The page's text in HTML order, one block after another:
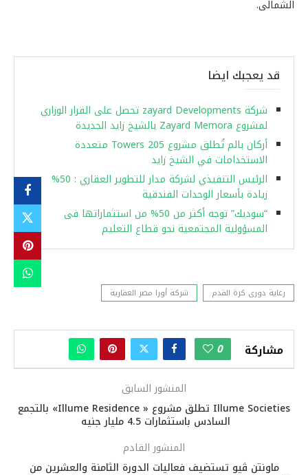
الشمالى.
قد يعجبك ايضا
شركة zayard Developments تحصل على القرار الوزاري
لمشروع Zayard Memora بالشيخ زايد الجديدة
أركان بالم تُطلق مشروع 205 Towers متعددة
الاستخدامات في الشيخ زايد
الرئيس التنفيذي لشركة مدار للتطوير العقاري : 50%
زيادة بأسعار الوحدات الفندقية
“سوديك” توجه أكثر من 50% من استثماراتها فى
المسؤولية المجتمعية نحو قطاع التعليم
رعاية دورى كرة القدم شركة أورا مصر العقارية
مشاركة 0
المنشور السابق
Illume Societies تطلق مشروع « Illume Residence» بالتجمع
السادس باستثمارات 4.5 مليار جنيه
المنشور القادم
ماونتن ڤيو تستضيف فعاليات الدورة الثامنة والعشرين من